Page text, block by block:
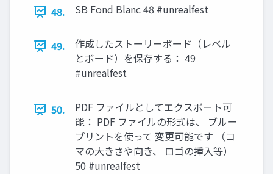
48. SB Fond Blanc 48 #unrealfest
49.
作成したストーリーボード（レベル
とボード）を保存する： 49
#unrealfest
50.
PDF ファイルとしてエクスポート可
能： PDF ファイルの形式は、 ブルー
プリントを使って 変更可能です （コ
マの大きさや向き、 ロゴの挿入等）
50 #unrealfest